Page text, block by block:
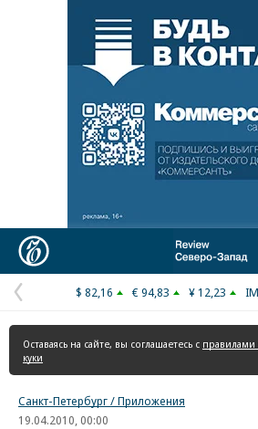
Реклама в «Ъ»
Предыдущая
страница
$ 82,16 € 94,83 ¥ 12,23
Оставаясь на сайте, вы соглашаетесь с правилами
куки
Санкт-Петербург / Приложения
19.04.2010, 00:00